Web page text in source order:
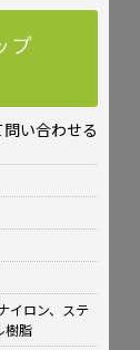
い合わせる
イロン、ステ
樹脂